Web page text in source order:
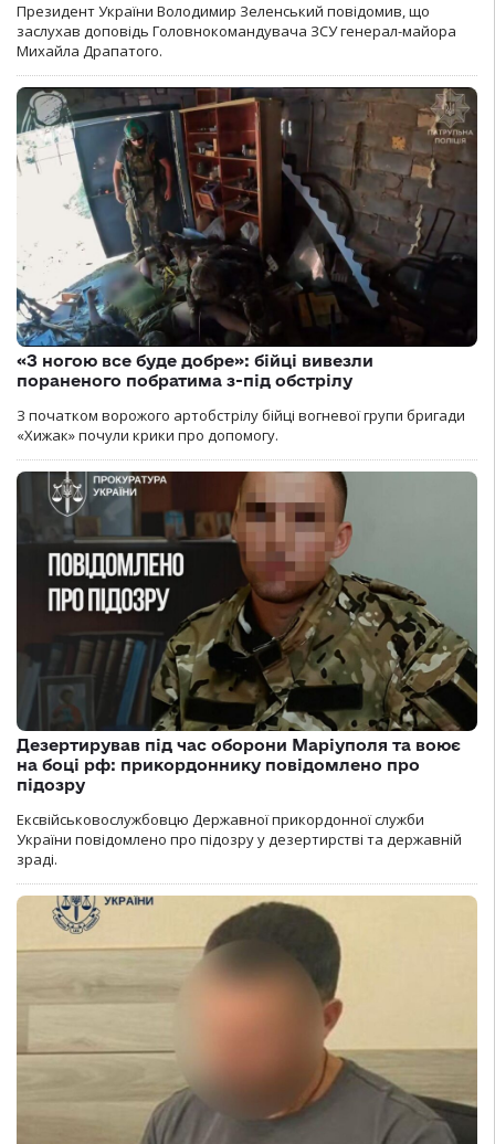
Президент України Володимир Зеленський повідомив, що
заслухав доповідь Головнокомандувача ЗСУ генерал-майора
Михайла Драпатого.
«З ногою все буде добре»: бійці вивезли
пораненого побратима з-під обстрілу
З початком ворожого артобстрілу бійці вогневої групи бригади
«Хижак» почули крики про допомогу.
Дезертирував під час оборони Маріуполя та воює
на боці рф: прикордоннику повідомлено про
підозру
Ексвійськовослужбовцю Державної прикордонної служби
України повідомлено про підозру у дезертирстві та державній
зраді.